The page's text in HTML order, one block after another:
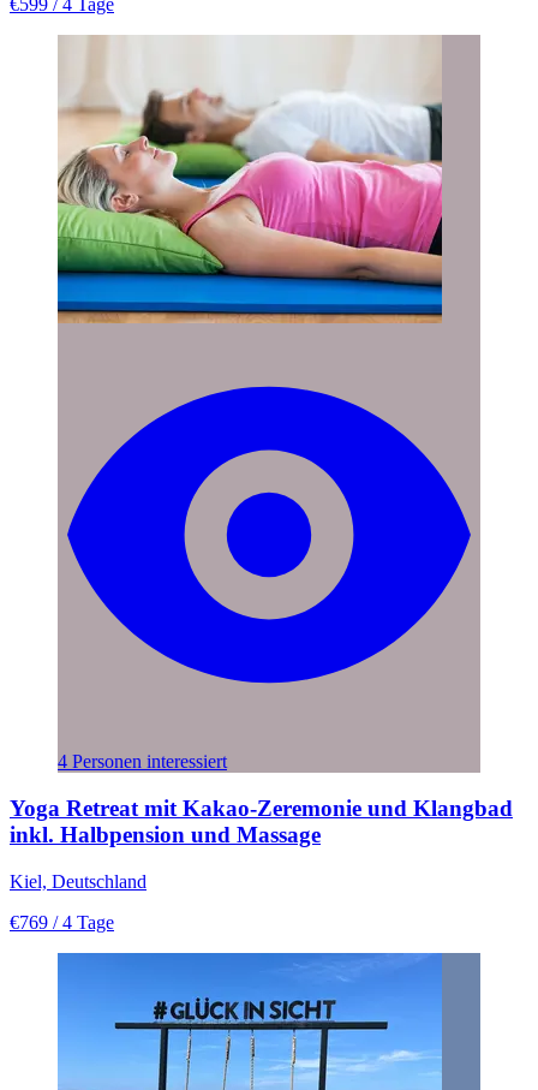
€599 / 4 Tage
4 Personen interessiert
Yoga Retreat mit Kakao-Zeremonie und Klangbad
inkl. Halbpension und Massage
Kiel, Deutschland
€769 / 4 Tage